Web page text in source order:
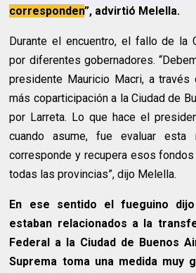
corresponden”, advirtió Melella.
Durante el encuentro, el fallo de la
por diferentes gobernadores.
presidente Mauricio Macri, a través
más coparticipación a la Ciudad de
por Larreta. Lo que hace el
cuando asume, fue evaluar
corresponde y recupera esos
todas las provincias”, dijo Melella.
En ese sentido el fueguino
estaban relacionados a la
Federal a la Ciudad de Buenos
Suprema toma una medida muy